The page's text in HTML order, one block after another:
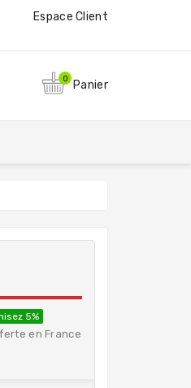
Espace Client
0 Panier
5%
en France